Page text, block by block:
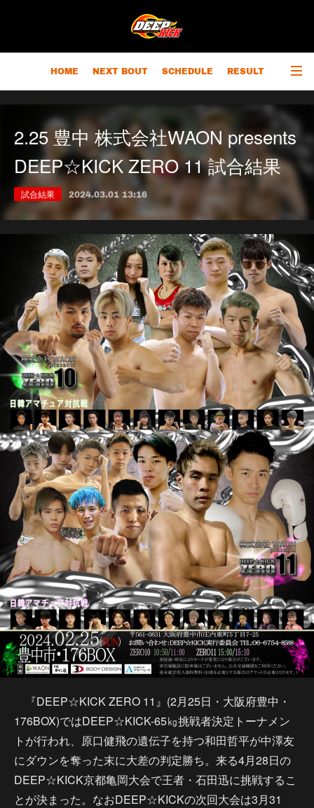
HOME NEXT BOUT SCHEDULE RESULT
RANKING CHAMPIONS OUTLINE
2.25 豊中 株式会社WAON presents
DEEP☆KICK ZERO 11 試合結果
試合結果 2024.03.01 13:16
『DEEP☆KICK ZERO 11』(2月25日・大阪府豊中・
176BOX)ではDEEP☆KICK-65㎏挑戦者決定トーナメン
トが行われ、原口健飛の遺伝子を持つ和田哲平が中澤友
にダウンを奪った末に大差の判定勝ち。来る4月28日の
DEEP☆KICK京都亀岡大会で王者・石田迅に挑戦するこ
とが決まった。なおDEEP☆KICKの次回大会は3月31